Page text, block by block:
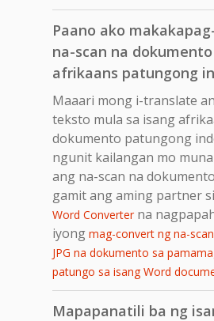
Paano ako
na-scan na
afrikaans patungong
Maaari mong i-translate
teksto mula sa isang
dokumento patungong
ngunit kailangan mo
ang na-scan na
gamit ang aming partner
Word Converterna
iyong mag-convert ng na-
JPG na dokumento sa
patungo sa isang Word
Mapapanatili ba ng